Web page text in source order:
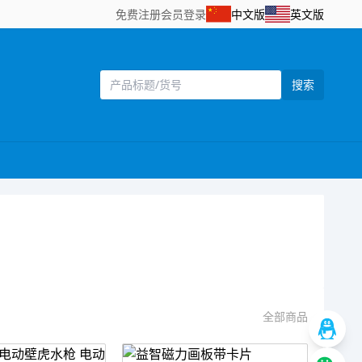
免费注册会员登录 中文版 英文版
搜索
全部商品